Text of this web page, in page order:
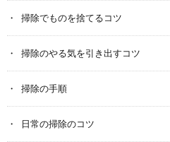
掃除でものを捨てるコツ
掃除のやる気を引き出すコツ
掃除の手順
日常の掃除のコツ